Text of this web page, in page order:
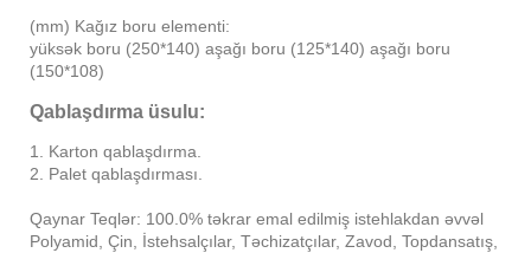
(mm) Kağız boru elementi:
yüksək boru (250*140) aşağı boru (125*140) aşağı boru
(150*108)
Qablaşdırma üsulu:
1. Karton qablaşdırma.
2. Palet qablaşdırması.
Qaynar Teqlər: 100.0% təkrar emal edilmiş istehlakdan əvvəl
Polyamid, Çin, İstehsalçılar, Təchizatçılar, Zavod, Topdansatış,